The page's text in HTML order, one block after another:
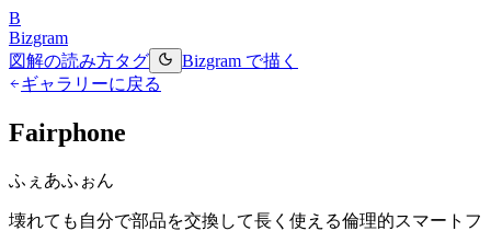
B
Bizgram
図解の読み方タグ
Bizgram で描く
ギャラリーに戻る
Fairphone
ふぇあふぉん
壊れても自分で部品を交換して長く使える倫理的スマートフ